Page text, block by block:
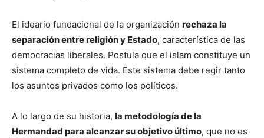
El ideario fundacional de la organización rechaza la
separación entre religión y Estado, característica de las
democracias liberales. Postula que el islam constituye un
sistema completo de vida. Este sistema debe regir tanto
los asuntos privados como los políticos.
A lo largo de su historia, la metodología de la
Hermandad para alcanzar su objetivo último, que no es